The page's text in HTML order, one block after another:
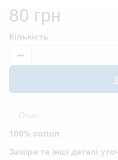
80 грн
Кількість
Опис
100% cotton
Заміри та інші деталі